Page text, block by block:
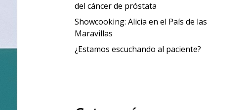
del cáncer de próstata
Showcooking: Alicia en el País de las
Maravillas
¿Estamos escuchando al paciente?